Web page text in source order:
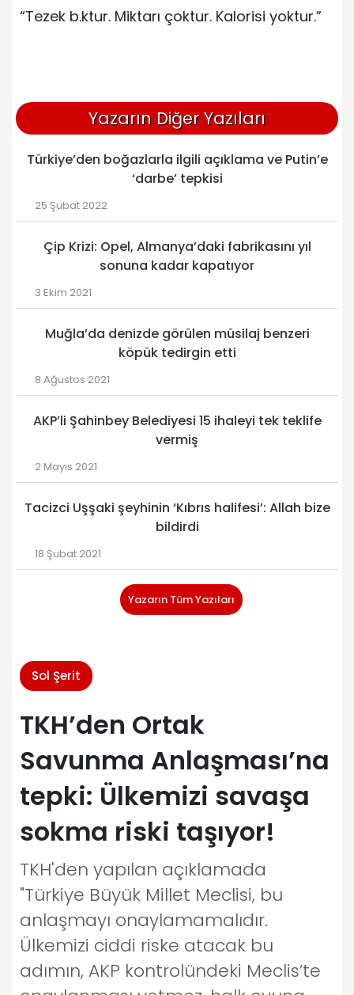
“Tezek b.ktur. Miktarı çoktur. Kalorisi yoktur.”
Yazarın Diğer Yazıları
Türkiye’den boğazlarla ilgili açıklama ve Putin’e
‘darbe’ tepkisi
25 Şubat 2022
Çip Krizi: Opel, Almanya’daki fabrikasını yıl
sonuna kadar kapatıyor
3 Ekim 2021
Muğla’da denizde görülen müsilaj benzeri
köpük tedirgin etti
8 Ağustos 2021
AKP’li Şahinbey Belediyesi 15 ihaleyi tek teklife
vermiş
2 Mayıs 2021
Tacizci Uşşaki şeyhinin ‘Kıbrıs halifesi’: Allah bize
bildirdi
18 Şubat 2021
Yazarın Tüm Yazıları
Sol Şerit
TKH’den Ortak
Savunma Anlaşması’na
tepki: Ülkemizi savaşa
sokma riski taşıyor!
TKH'den yapılan açıklamada
"Türkiye Büyük Millet Meclisi, bu
anlaşmayı onaylamamalıdır.
Ülkemizi ciddi riske atacak bu
adımın, AKP kontrolündeki Meclis’te